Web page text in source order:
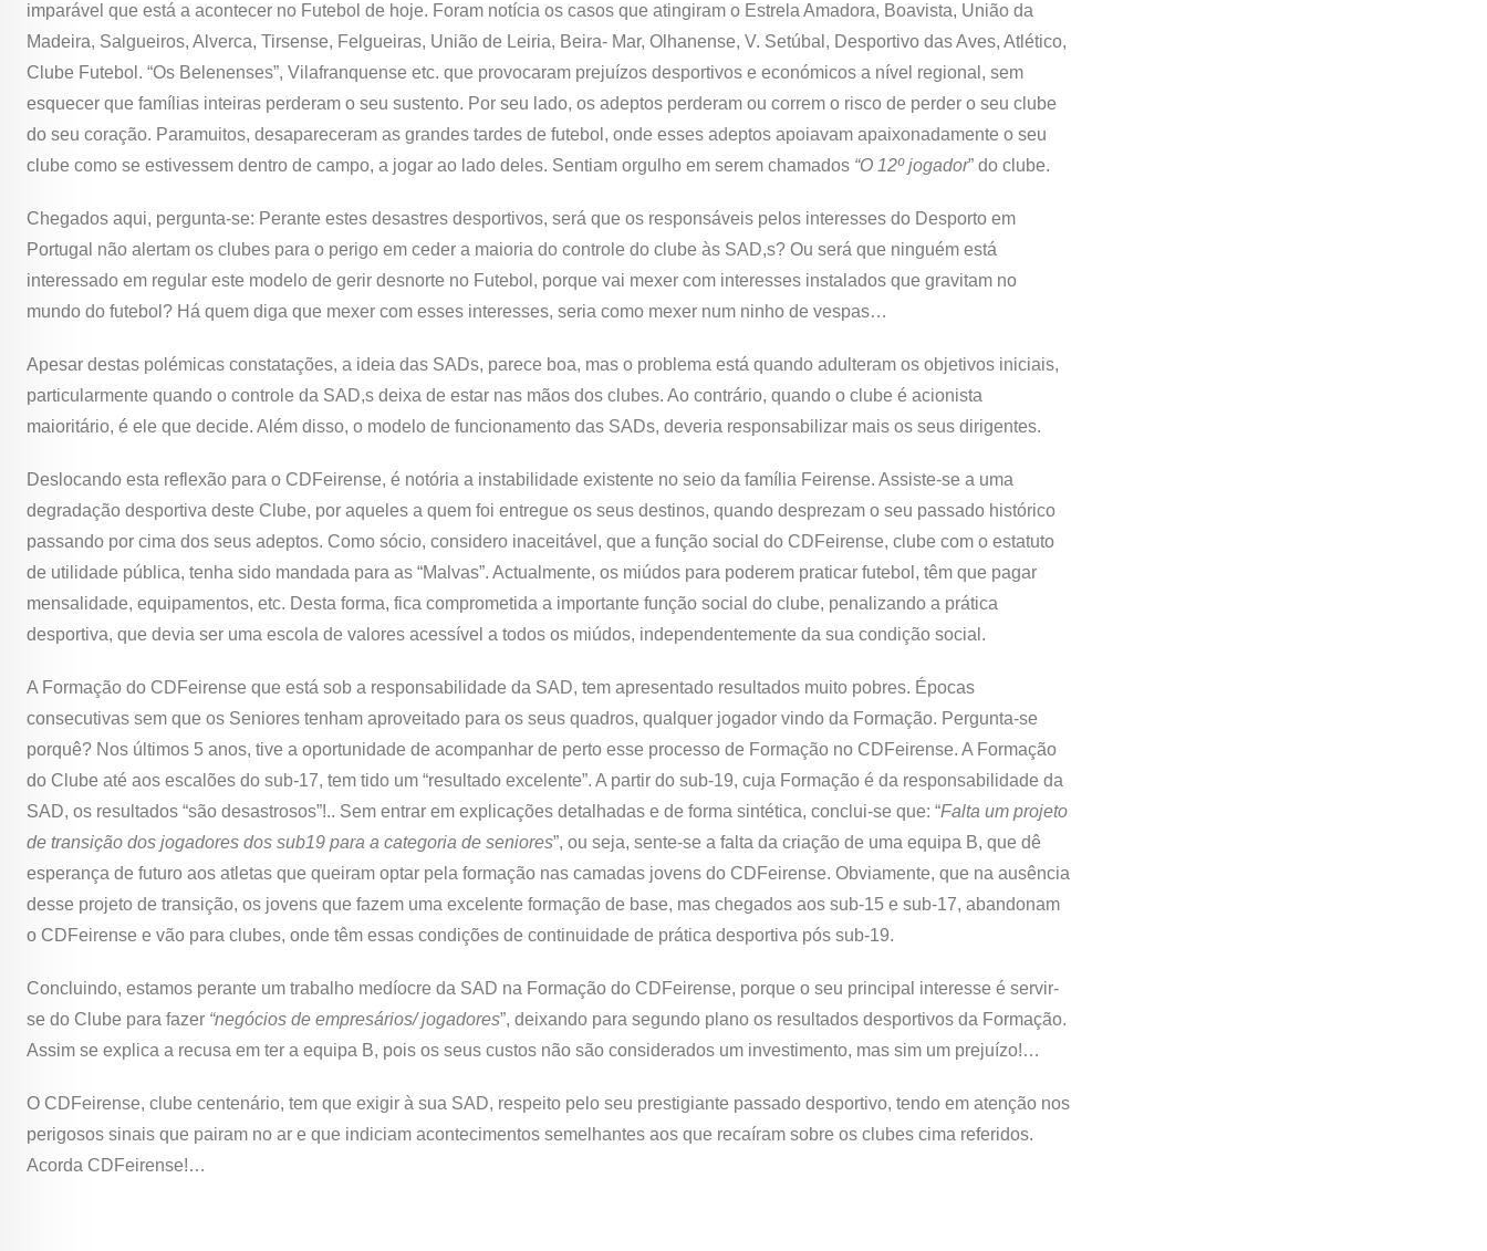
imparável que está a acontecer no Futebol de hoje. Foram notícia os casos que atingiram o Estrela Amadora, Boavista, União da
Madeira, Salgueiros, Alverca, Tirsense, Felgueiras, União de Leiria, Beira- Mar, Olhanense, V. Setúbal, Desportivo das Aves, Atlético,
Clube Futebol. “Os Belenenses”, Vilafranquense etc. que provocaram prejuízos desportivos e económicos a nível regional, sem
esquecer que famílias inteiras perderam o seu sustento. Por seu lado, os adeptos perderam ou correm o risco de perder o seu clube
do seu coração. Paramuitos, desapareceram as grandes tardes de futebol, onde esses adeptos apoiavam apaixonadamente o seu
clube como se estivessem dentro de campo, a jogar ao lado deles. Sentiam orgulho em serem chamados “O 12º jogador” do clube.
Chegados aqui, pergunta-se: Perante estes desastres desportivos, será que os responsáveis pelos interesses do Desporto em
Portugal não alertam os clubes para o perigo em ceder a maioria do controle do clube às SAD,s? Ou será que ninguém está
interessado em regular este modelo de gerir desnorte no Futebol, porque vai mexer com interesses instalados que gravitam no
mundo do futebol? Há quem diga que mexer com esses interesses, seria como mexer num ninho de vespas…
Apesar destas polémicas constatações, a ideia das SADs, parece boa, mas o problema está quando adulteram os objetivos iniciais,
particularmente quando o controle da SAD,s deixa de estar nas mãos dos clubes. Ao contrário, quando o clube é acionista
maioritário, é ele que decide. Além disso, o modelo de funcionamento das SADs, deveria responsabilizar mais os seus dirigentes.
Deslocando esta reflexão para o CDFeirense, é notória a instabilidade existente no seio da família Feirense. Assiste-se a uma
degradação desportiva deste Clube, por aqueles a quem foi entregue os seus destinos, quando desprezam o seu passado histórico
passando por cima dos seus adeptos. Como sócio, considero inaceitável, que a função social do CDFeirense, clube com o estatuto
de utilidade pública, tenha sido mandada para as “Malvas”. Actualmente, os miúdos para poderem praticar futebol, têm que pagar
mensalidade, equipamentos, etc. Desta forma, fica comprometida a importante função social do clube, penalizando a prática
desportiva, que devia ser uma escola de valores acessível a todos os miúdos, independentemente da sua condição social.
A Formação do CDFeirense que está sob a responsabilidade da SAD, tem apresentado resultados muito pobres. Épocas
consecutivas sem que os Seniores tenham aproveitado para os seus quadros, qualquer jogador vindo da Formação. Pergunta-se
porquê? Nos últimos 5 anos, tive a oportunidade de acompanhar de perto esse processo de Formação no CDFeirense. A Formação
do Clube até aos escalões do sub-17, tem tido um “resultado excelente”. A partir do sub-19, cuja Formação é da responsabilidade da
SAD, os resultados “são desastrosos”!.. Sem entrar em explicações detalhadas e de forma sintética, conclui-se que: “Falta um projeto
de transição dos jogadores dos sub19 para a categoria de seniores”, ou seja, sente-se a falta da criação de uma equipa B, que dê
esperança de futuro aos atletas que queiram optar pela formação nas camadas jovens do CDFeirense. Obviamente, que na ausência
desse projeto de transição, os jovens que fazem uma excelente formação de base, mas chegados aos sub-15 e sub-17, abandonam
o CDFeirense e vão para clubes, onde têm essas condições de continuidade de prática desportiva pós sub-19.
Concluindo, estamos perante um trabalho medíocre da SAD na Formação do CDFeirense, porque o seu principal interesse é servir-
se do Clube para fazer “negócios de empresários/ jogadores”, deixando para segundo plano os resultados desportivos da Formação.
Assim se explica a recusa em ter a equipa B, pois os seus custos não são considerados um investimento, mas sim um prejuízo!…
O CDFeirense, clube centenário, tem que exigir à sua SAD, respeito pelo seu prestigiante passado desportivo, tendo em atenção nos
perigosos sinais que pairam no ar e que indiciam acontecimentos semelhantes aos que recaíram sobre os clubes cima referidos.
Acorda CDFeirense!…